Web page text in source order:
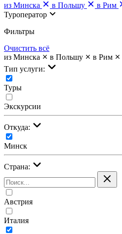
из Минска
в Польшу в Рим
Туроператор
Фильтры
Очистить всё
из Минска
в Польшу в Рим
Тип услуги:
Туры
Экскурсии
Откуда:
Минск
Страна:
Австрия
Италия